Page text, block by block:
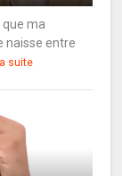
que ma
naisse entre
suite